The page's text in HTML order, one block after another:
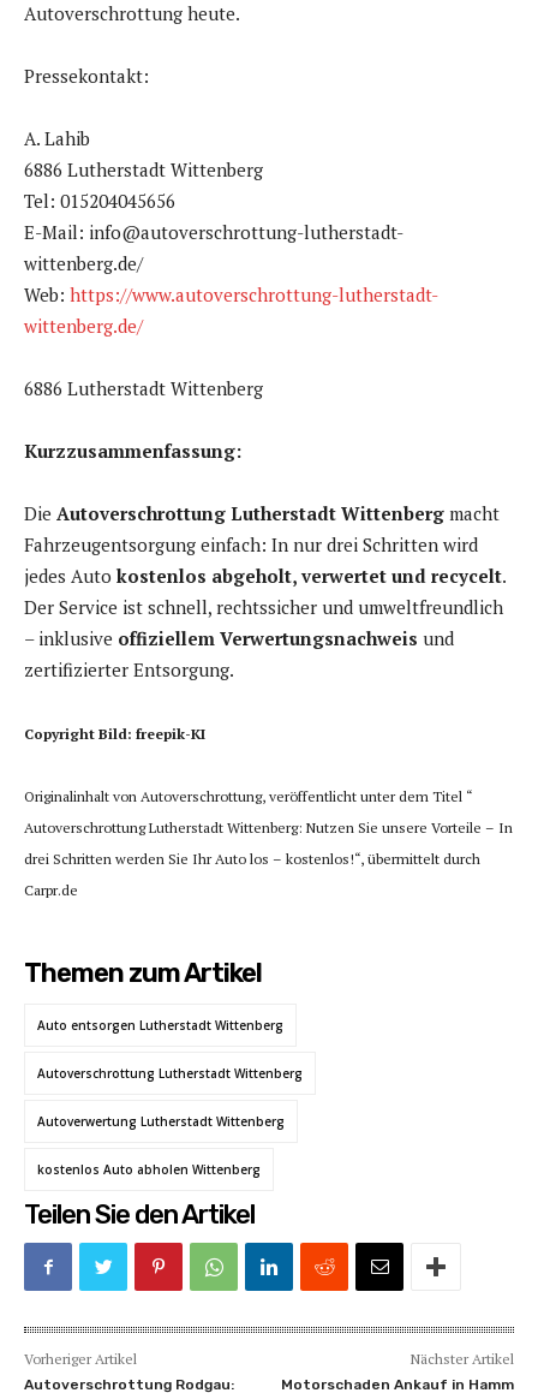
Autoverschrottung heute.
Pressekontakt:
A. Lahib
6886 Lutherstadt Wittenberg
Tel: 015204045656
E-Mail: info@autoverschrottung-lutherstadt-
wittenberg.de/
Web: https://www.autoverschrottung-lutherstadt-
wittenberg.de/
6886 Lutherstadt Wittenberg
Kurzzusammenfassung:
Die Autoverschrottung Lutherstadt Wittenberg macht
Fahrzeugentsorgung einfach: In nur drei Schritten wird
jedes Auto kostenlos abgeholt, verwertet und recycelt.
Der Service ist schnell, rechtssicher und umweltfreundlich
– inklusive offiziellem Verwertungsnachweis und
zertifizierter Entsorgung.
Copyright Bild: freepik-KI
Originalinhalt von Autoverschrottung, veröffentlicht unter dem Titel “
Autoverschrottung Lutherstadt Wittenberg: Nutzen Sie unsere Vorteile – In
drei Schritten werden Sie Ihr Auto los – kostenlos!“, übermittelt durch
Carpr.de
Themen zum Artikel
Auto entsorgen Lutherstadt Wittenberg
Autoverschrottung Lutherstadt Wittenberg
Autoverwertung Lutherstadt Wittenberg
kostenlos Auto abholen Wittenberg
Teilen Sie den Artikel
Vorheriger Artikel
Autoverschrottung Rodgau:
Nächster Artikel
Motorschaden Ankauf in Hamm